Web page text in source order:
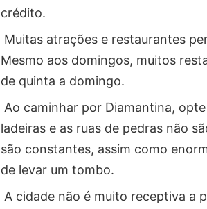
crédito.
Muitas atrações e restaurantes
Mesmo aos domingos, muitos
de quinta a domingo.
Ao caminhar por Diamantina,
ladeiras e as ruas de pedras não
são constantes, assim como
de levar um tombo.
A cidade não é muito receptiva a